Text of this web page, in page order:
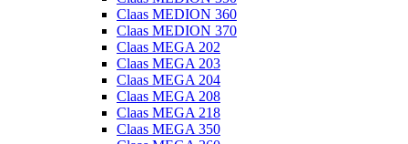
Claas MEDION 360
Claas MEDION 370
Claas MEGA 202
Claas MEGA 203
Claas MEGA 204
Claas MEGA 208
Claas MEGA 218
Claas MEGA 350